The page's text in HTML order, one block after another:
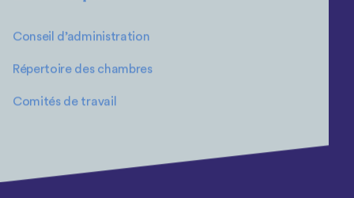
Conseil d’administration
Répertoire des chambres
Comités de travail